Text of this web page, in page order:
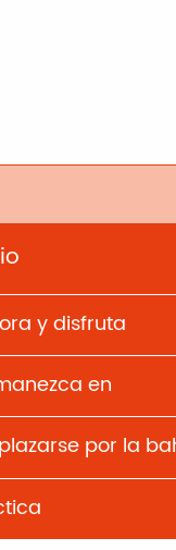
y disfruta
en
por la